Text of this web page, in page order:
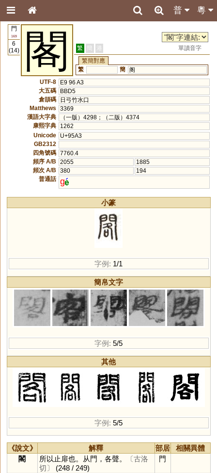
粵
普
門
169
6
(14)
閣 繁 簡 港
單讀音字
繁簡對應
繁
簡 阁
UTF-8
E9 96 A3
大五碼
BBD5
倉頡碼
日弓竹水口
Matthews
3369
漢語大字典
（一版）4298；（二版）4374
康熙字典
1262
Unicode
U+95A3
GB2312
四角號碼 7760.4
頻序 A/B
2055
1885
頻次 A/B
380
194
普通話 g
小篆
字例: 1/1
簡帛文字
字例: 5/5
其他
字例: 5/5
《說文》 解釋 部居
相關異體
閣
所以止扉也。从門，各聲。
〔古洛
切〕
(248 / 249)
門